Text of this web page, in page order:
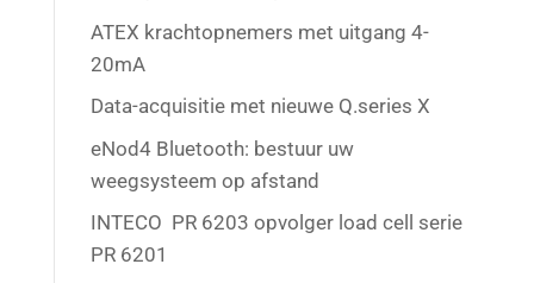
ATEX krachtopnemers met uitgang 4-
20mA
Data-acquisitie met nieuwe Q.series X
eNod4 Bluetooth: bestuur uw
weegsysteem op afstand
INTECO PR 6203 opvolger load cell serie
PR 6201